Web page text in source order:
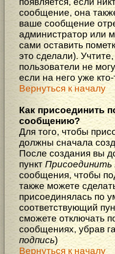
сообщение, она
ваше сообщение
администратор или
сами оставить
это сделали).
пользователи не
если на него уже
Вернуться к началу
Как присоединить
сообщению?
Для того, чтобы
должны сначала
После создания вы
пункт Присоединить
сообщения, чтобы
также можете
присоединялась по
соответствующий
сможете отключать
сообщениях, убрав
подпись)
Вернуться к началу